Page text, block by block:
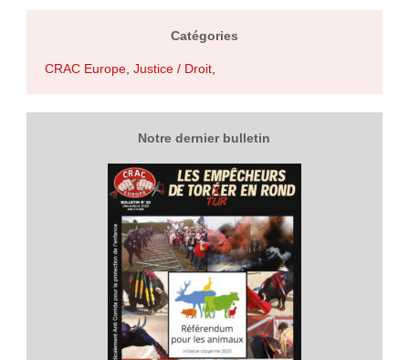
Catégories
CRAC Europe, Justice / Droit,
Notre dernier bulletin